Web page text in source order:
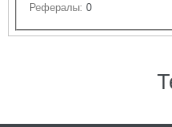
Рефералы: 0